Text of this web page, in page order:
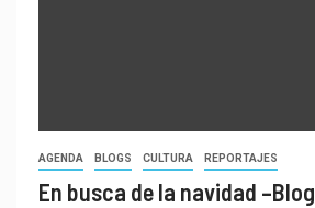
AGENDA BLOGS CULTURA REPORTAJES
En busca de la navidad –Blog